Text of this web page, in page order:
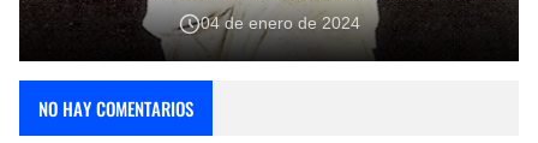
04 de enero de 2024
NO HAY COMENTARIOS